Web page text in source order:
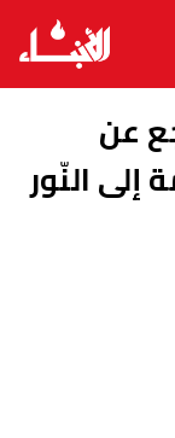
عن
النّور